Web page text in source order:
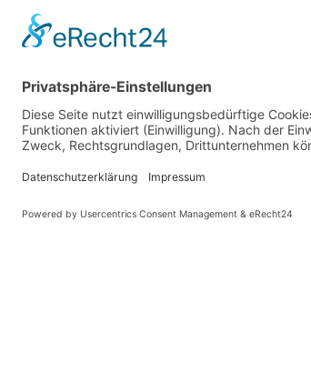
Pressegespräch
Jedes Jahr findet vor der